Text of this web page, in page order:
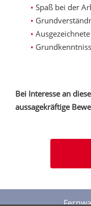
Spaß bei der
Bei Interesse an
aussagekräftige